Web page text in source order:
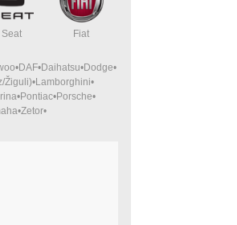
Seat Fiat
DAF Daihatsu Dodge
Žiguli) Lamborghini
Pontiac Porsche
Zetor